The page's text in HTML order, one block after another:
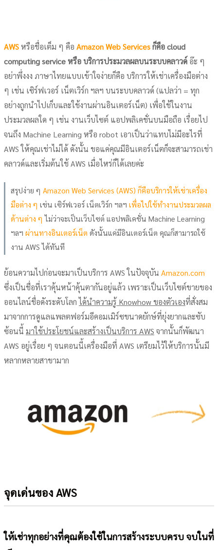
AWSหรือชื่อเต็ม ๆ คือ Amazon Web Servicesก็คือ cloud
computing service หรือ บริการประมวลผลบนระบบคลาวด์ อ๊ะ ๆ
อย่าพึ่งงง ภาษาไทยแบบเข้าใจง่ายก็คือ บริการให้เช่าเครื่องมือต่าง
ๆ เช่น เซิร์ฟเวอร์ เน็ตเวิร์ก ฯลฯ บนระบบคลาวด์ (แปลว่า = ทุก
อย่างถูกนำไปเก็บและใช้งานผ่านอินเตอร์เน็ต) เพื่อใช้ในงาน
ประมวลผลใด ๆ เช่น งานเว็บไซต์ แอปพลิเคชั่นบนมือถือ เรื่อยไป
จนถึง Machine Learning หรือ robot เอาเป็นว่าแทบไม่มีอะไรที่
AWS ให้คุณเช่าไม่ได้ ดังนั้น ขอแค่คุณมีอินเตอร์เน็ตก็จะสามารถเช่า
คลาวด์และเริ่มต้นใช้ AWS เมื่อไหร่ก็ได้เลยค่ะ
สรุปง่าย ๆ Amazon Web Services (AWS) ก็คือบริการให้เช่าเครื่อง
มือต่าง ๆ เช่น เซิร์ฟเวอร์ เน็ตเวิร์ก ฯลฯ เพื่อไปใช้ทำงานประมวลผล
ด้านต่าง ๆไม่ว่าจะเป็นเว็บไซต์ แอปพลิเคชั่น Machine Learning
ฯลฯ ผ่านทางอินเตอร์เน็ต ดังนั้นแค่มีอินเตอร์เน็ต คุณก็สามารถใช้
งาน AWS ได้ทันที
ย้อนความไปก่อนจะมาเป็นบริการ AWS ในปัจจุบัน Amazon.com
ซึ่งเป็นชื่อที่เราคุ้นหน้าคุ้นตากันอยู่แล้ว เพราะเป็นเว็บไซต์ขายของ
ออนไลน์ชื่อดังระดับโลกได้นำความรู้ Knowhow ของตัวเองที่สั่งสม
มาจากการดูแลแพลตฟอร์มอีคอมเมิร์ซขนาดยักษ์ที่ยุ่งยากและซับ
ซ้อนนี้ มาใช้ประโยชน์และสร้างเป็นบริการ AWS จากนั้นก็พัฒนา
AWS อยู่เรื่อย ๆ จนตอนนี้เครื่องมือที่ AWS เตรียมไว้ให้บริการนั้นมี
หลากหลายสาขามาก
จุดเด่นของ AWS
ให้เช่าทุกอย่างที่คุณต้องใช้ในการสร้างระบบครบ จบในที่